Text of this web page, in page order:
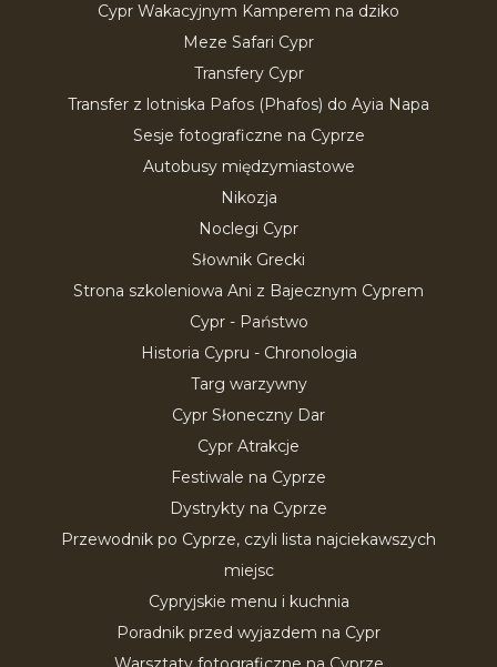
Cypr Wakacyjnym Kamperem na dziko
Meze Safari Cypr
Transfery Cypr
Transfer z lotniska Pafos (Phafos) do Ayia Napa
Sesje fotograficzne na Cyprze
Autobusy międzymiastowe
Nikozja
Noclegi Cypr
Słownik Grecki
Strona szkoleniowa Ani z Bajecznym Cyprem
Cypr - Państwo
Historia Cypru - Chronologia
Targ warzywny
Cypr Słoneczny Dar
Cypr Atrakcje
Festiwale na Cyprze
Dystrykty na Cyprze
Przewodnik po Cyprze, czyli lista najciekawszych
miejsc
Cypryjskie menu i kuchnia
Poradnik przed wyjazdem na Cypr